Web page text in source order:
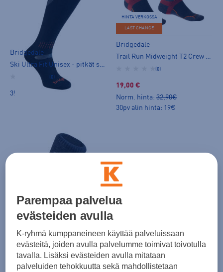
Bridgedale
Ski Ultra Fit Unisex - pitkät sukat
(0)
39,90 €
HINTA VERKOSSA
LAST CHANCE
Bridgedale
Trail Run Midweight T2 Crew M - nilkkasukat
(0)
19,00 €
Norm. hinta: 32,90€
30pv alin hinta: 19€
Bridgedale
(0)
31,90 €
Bridgedale
(0)
37,90 €
Parempaa palvelua
evästeiden avulla
K-ryhmä kumppaneineen käyttää palveluissaan
evästeitä, joiden avulla palvelumme toimivat toivotulla
tavalla. Lisäksi evästeiden avulla mitataan
palveluiden tehokkuutta sekä mahdollistetaan